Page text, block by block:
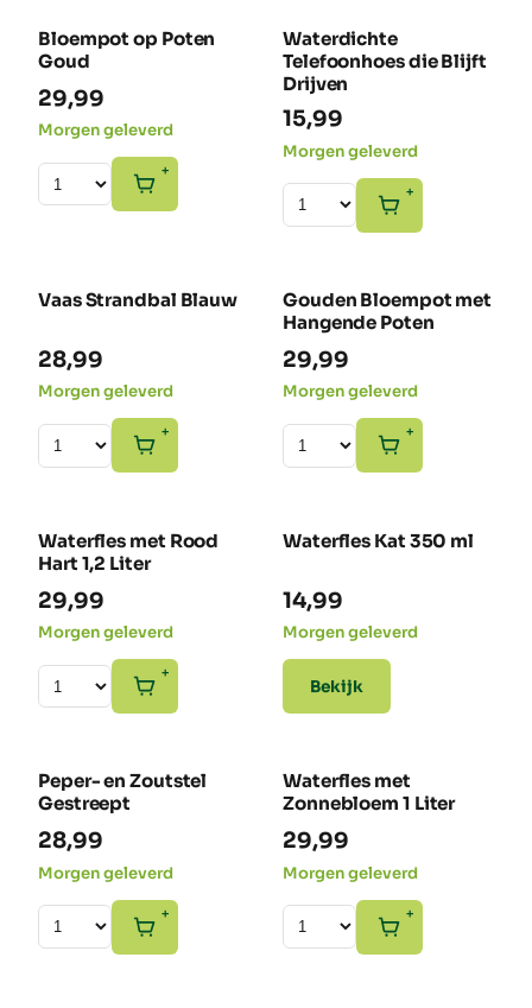
NIEUW
Bloempot op Poten
Goud
29,99
Morgen geleverd
+
Waterdichte
Telefoonhoes die Blijft
Drijven
15,99
Morgen geleverd
+
NIEUW
Vaas Strandbal Blauw
28,99
Morgen geleverd
+
NIEUW
Gouden Bloempot met
Hangende Poten
29,99
Morgen geleverd
+
NIEUW
Waterfles met Rood
Hart 1,2 Liter
29,99
Morgen geleverd
+
NIEUW
Waterfles Kat 350 ml
14,99
Morgen geleverd
Bekijk
NIEUW
Peper- en Zoutstel
Gestreept
28,99
Morgen geleverd
+
Waterfles met
Zonnebloem 1 Liter
29,99
Morgen geleverd
+